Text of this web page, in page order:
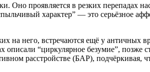
проявляется в резких перепадах
характер” — это серьёзное
на него, встречаются ещё у античных
“циркулярное безумие”, позже
расстройстве (БАР), подчёркивая,